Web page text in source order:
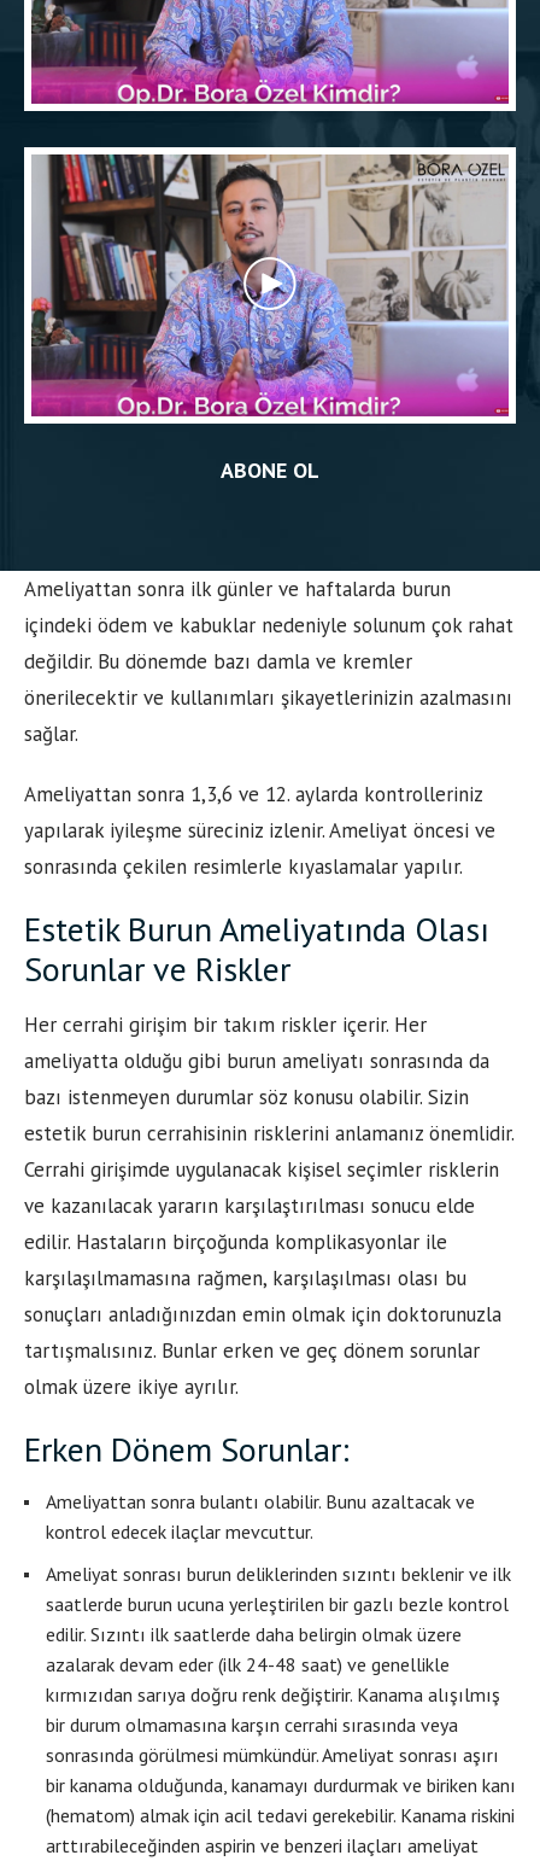
ABONE OL
Ameliyattan sonra ilk günler ve haftalarda burun
içindeki ödem ve kabuklar nedeniyle solunum çok rahat
değildir. Bu dönemde bazı damla ve kremler
önerilecektir ve kullanımları şikayetlerinizin azalmasını
sağlar.
Ameliyattan sonra 1,3,6 ve 12. aylarda kontrolleriniz
yapılarak iyileşme süreciniz izlenir. Ameliyat öncesi ve
sonrasında çekilen resimlerle kıyaslamalar yapılır.
Estetik Burun Ameliyatında Olası
Sorunlar ve Riskler
Her cerrahi girişim bir takım riskler içerir. Her
ameliyatta olduğu gibi burun ameliyatı sonrasında da
bazı istenmeyen durumlar söz konusu olabilir. Sizin
estetik burun cerrahisinin risklerini anlamanız önemlidir.
Cerrahi girişimde uygulanacak kişisel seçimler risklerin
ve kazanılacak yararın karşılaştırılması sonucu elde
edilir. Hastaların birçoğunda komplikasyonlar ile
karşılaşılmamasına rağmen, karşılaşılması olası bu
sonuçları anladığınızdan emin olmak için doktorunuzla
tartışmalısınız. Bunlar erken ve geç dönem sorunlar
olmak üzere ikiye ayrılır.
Erken Dönem Sorunlar:
Ameliyattan sonra bulantı olabilir. Bunu azaltacak ve
kontrol edecek ilaçlar mevcuttur.
Ameliyat sonrası burun deliklerinden sızıntı beklenir ve ilk
saatlerde burun ucuna yerleştirilen bir gazlı bezle kontrol
edilir. Sızıntı ilk saatlerde daha belirgin olmak üzere
azalarak devam eder (ilk 24-48 saat) ve genellikle
kırmızıdan sarıya doğru renk değiştirir. Kanama alışılmış
bir durum olmamasına karşın cerrahi sırasında veya
sonrasında görülmesi mümkündür. Ameliyat sonrası aşırı
bir kanama olduğunda, kanamayı durdurmak ve biriken kanı
(hematom) almak için acil tedavi gerekebilir. Kanama riskini
arttırabileceğinden aspirin ve benzeri ilaçları ameliyat